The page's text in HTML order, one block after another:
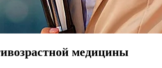
медицины